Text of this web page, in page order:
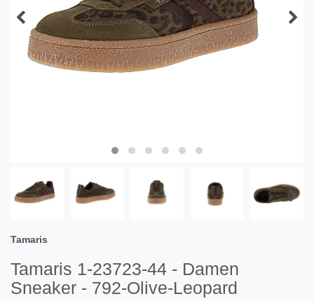
Tamaris
Tamaris 1-23723-44 - Damen
Sneaker - 792-Olive-Leopard